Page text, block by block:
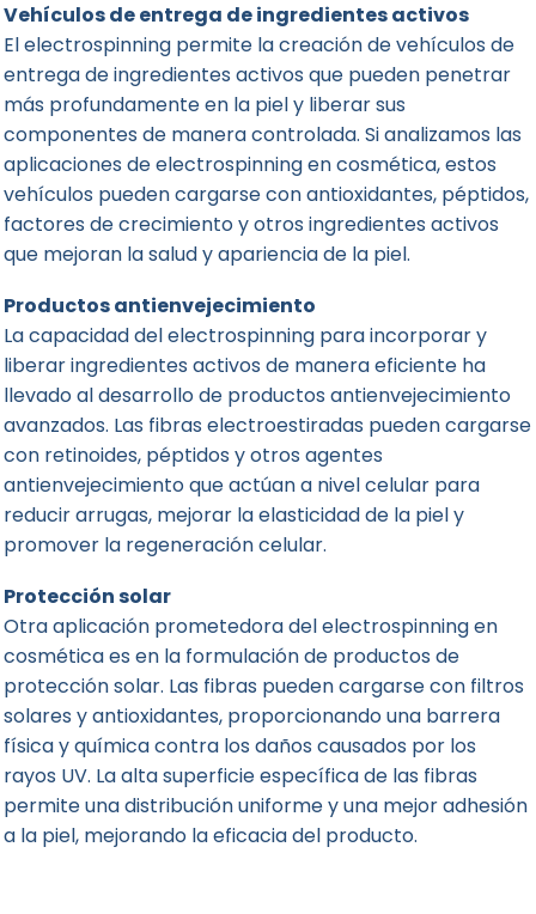
Vehículos de entrega de ingredientes activos
El electrospinning permite la creación de vehículos de
entrega de ingredientes activos que pueden penetrar
más profundamente en la piel y liberar sus
componentes de manera controlada. Si analizamos las
aplicaciones de electrospinning en cosmética, estos
vehículos pueden cargarse con antioxidantes, péptidos,
factores de crecimiento y otros ingredientes activos
que mejoran la salud y apariencia de la piel.
Productos antienvejecimiento
La capacidad del electrospinning para incorporar y
liberar ingredientes activos de manera eficiente ha
llevado al desarrollo de productos antienvejecimiento
avanzados. Las fibras electroestiradas pueden cargarse
con retinoides, péptidos y otros agentes
antienvejecimiento que actúan a nivel celular para
reducir arrugas, mejorar la elasticidad de la piel y
promover la regeneración celular.
Protección solar
Otra aplicación prometedora del electrospinning en
cosmética es en la formulación de productos de
protección solar. Las fibras pueden cargarse con filtros
solares y antioxidantes, proporcionando una barrera
física y química contra los daños causados por los
rayos UV. La alta superficie específica de las fibras
permite una distribución uniforme y una mejor adhesión
a la piel, mejorando la eficacia del producto.